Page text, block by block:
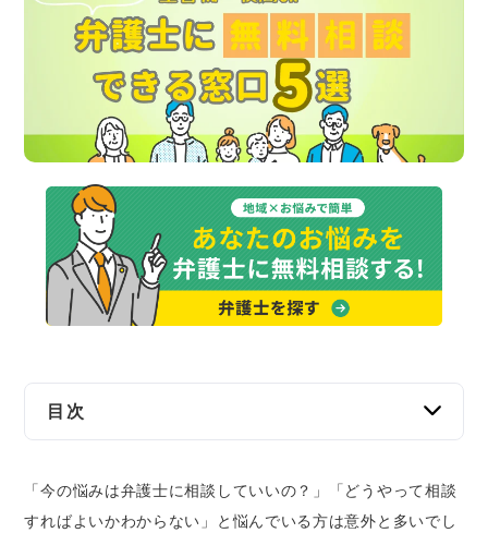
目次
窓口5選
【おすすめ】ベンナビ│土日・夜間でも便利
「今の悩みは弁護士に相談していいの？」「どうやって相談
すればよいかわからない」と悩んでいる方は意外と多いでし